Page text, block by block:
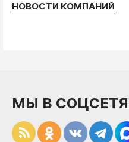
НОВОСТИ КОМПАНИЙ
МЫ В